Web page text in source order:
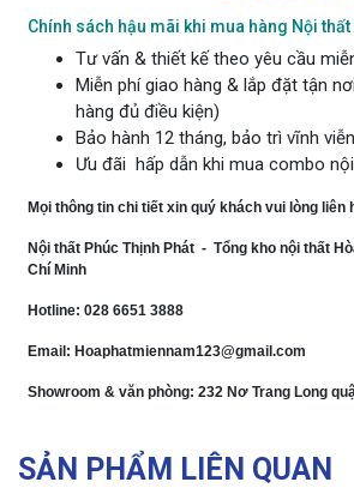
Chính sách hậu mãi khi mua hàng Nội
Tư vấn & thiết kế theo yêu cầu
Miễn phí giao hàng & lắp đặt tận
hàng đủ điều kiện)
Bảo hành 12 tháng, bảo trì vĩnh viễn
Ưu đãi hấp dẫn khi mua combo
Mọi thông tin chi tiết xin quý khách vui lòng liên
Nội thất Phúc Thịnh Phát - Tổng kho nội thất
Chí Minh
Hotline: 028 6651 3888
Email: Hoaphatmiennam123@gmail.com
Showroom & văn phòng: 232 Nơ Trang Long
SẢN PHẨM LIÊN QUAN